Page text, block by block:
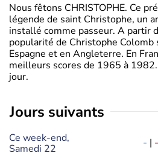
Nous fêtons CHRISTOPHE. Ce
légende de saint Christophe, un
installé comme passeur. A partir
popularité de Christophe
Espagne et en Angleterre. En
meilleurs scores de 1965 à
jour.
jours suivants
Ce week-end,
Samedi 22
- | -